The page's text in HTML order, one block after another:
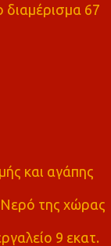
διαμέρισμα 67
και αγάπης
της χώρας
9 εκατ.